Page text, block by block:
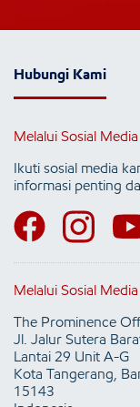
Hubungi Kami
Melalui Sosial Media
Ikuti sosial media
informasi penting
Melalui Sosial Media
The Prominence
Jl. Jalur Sutera
Lantai 29 Unit A-G
Kota Tangerang,
15143